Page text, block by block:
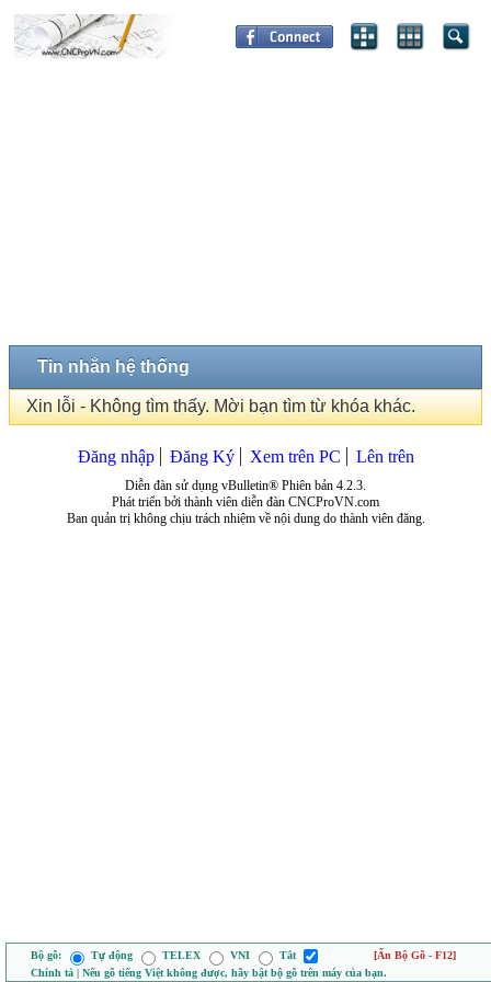
Tin nhắn hệ thống
Xin lỗi - Không tìm thấy. Mời bạn tìm từ khóa khác.
Đăng nhập Đăng Ký Xem trên PC Lên trên
Diễn đàn sử dụng vBulletin® Phiên bản 4.2.3.
Phát triển bởi thành viên diễn đàn CNCProVN.com
Ban quản trị không chịu trách nhiệm về nội dung do thành viên đăng.
Bộ gõ: Tự động TELEX VNI Tắt
[Ẩn Bộ Gõ - F12]
Chính tả | Nếu gõ tiếng Việt không được, hãy bật bộ gõ trên máy của bạn.